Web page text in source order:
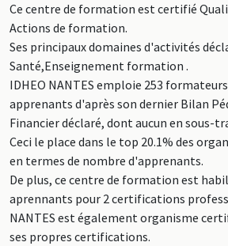
Ce centre de formation est certifié
Actions de formation.
Ses principaux domaines d'activités
Santé,Enseignement formation .
IDHEO NANTES emploie 253
apprenants d'après son dernier Bilan
Financier déclaré, dont aucun en sous-
Ceci le place dans le top 20.1% des
en termes de nombre d'apprenants.
De plus, ce centre de formation est
aprennants pour 2 certifications
NANTES est également organisme
ses propres certifications.